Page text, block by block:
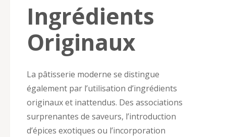
Ingrédients
Originaux
La pâtisserie moderne se distingue
également par l’utilisation d’ingrédients
originaux et inattendus. Des associations
surprenantes de saveurs, l’introduction
d’épices exotiques ou l’incorporation